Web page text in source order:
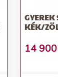
GYEREK
KÉK/
14 900